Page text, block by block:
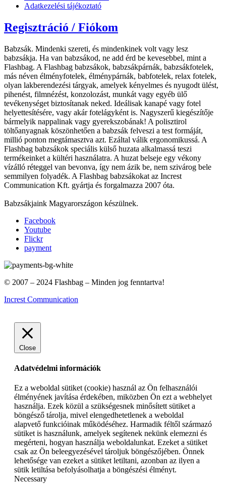
Adatkezelési tájékoztató
Regisztráció / Fiókom
Babzsák. Mindenki szereti, és mindenkinek volt vagy lesz
babzsákja. Ha van babzsákod, ne add érd be kevesebbel, mint a
Flashbag. A Flashbag babzsákok, babzsákpárnák, babzsákfotelek,
más néven élményfotelek, élménypárnák, babfotelek, relax fotelek,
olyan lakberendezési tárgyak, amelyek kényelmes és nyugodt ülést,
pihenést, filmnézést, konzolozást, munkát vagy egyéb ülő
tevékenységet biztosítanak neked. Ideálisak kanapé vagy fotel
helyettesítésére, vagy akár fotelágyként is. Nagyszerű kiegészítője
bármelyik nappalinak vagy gyerekszobának! A polisztirol
töltőanyagnak köszönhetően a babzsák felveszi a test formáját,
millió ponton megtámasztva azt. Ezáltal válik ergonomikussá. A
Flashbag babzsákok speciális külső huzata alkalmassá teszi
termékeinket a kültéri használatra. A huzat belseje egy vékony
vízálló réteggel van bevonva, így nem ázik be, nem szivárog bele
semmilyen folyadék. A Flashbag babzsákokat az Increst
Communication Kft. gyártja és forgalmazza 2007 óta.
Babzsákjaink Magyarországon készülnek.
Facebook
Youtube
Flickr
payment
© 2007 – 2024 Flashbag – Minden jog fenntartva!
Increst Communication
Close
Adatvédelmi információk
Ez a weboldal sütiket (cookie) használ az Ön felhasználói
élményének javítása érdekében, miközben Ön ezt a webhelyet
használja. Ezek közül a szükségesnek minősített sütiket a
böngésző tárolja, mivel elengedhetetlenek a weboldal
alapvető funkcióinak működéséhez. Harmadik féltől származó
sütiket is használunk, amelyek segítenek nekünk elemezni és
megérteni, hogyan használja weboldalunkat. Ezeket a sütiket
csak az Ön beleegyezésével tároljuk böngészőjében. Önnek
lehetősége van ezeket a sütiket letiltani, azonban az ilyen a
sütik letiltása befolyásolhatja a böngészési élményt.
Necessary